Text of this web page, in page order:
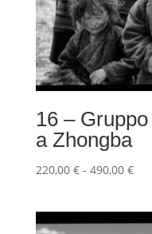
16 –
a Zhongba
220,00 € - 490,00 €
da